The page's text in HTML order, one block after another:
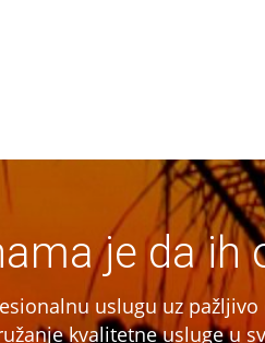
je da ih
uslugu uz
kvalitetne usluge u